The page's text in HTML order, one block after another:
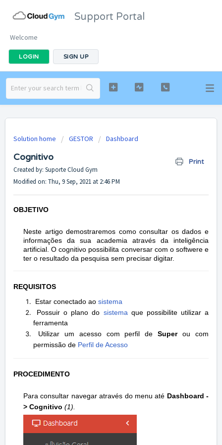
Support Portal
Welcome
LOGIN SIGN UP
Solution home GESTOR Dashboard
Cognitivo Print
Created by: Suporte Cloud Gym
Modified on: Thu, 9 Sep, 2021 at 2:46 PM
OBJETIVO
Neste artigo demostraremos como consultar os dados e
informações da sua academia através da inteligência
artificial. O cognitivo possibilita conversar com o softwere e
ter o resultado da pesquisa sem precisar digitar.
REQUISITOS
Estar conectado ao sistema
Possuir o plano do sistema que possibilite utilizar a
ferramenta
Utilizar um acesso com perfil deSuperou com
permissão de Perfil de Acesso
PROCEDIMENTO
Para consultar navegar através do menu até Dashboard -
> Cognitivo (1).